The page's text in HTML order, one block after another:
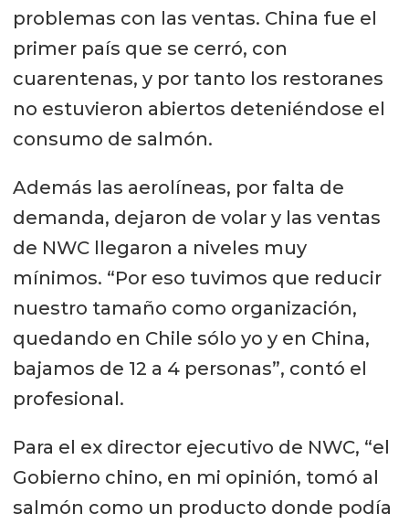
problemas con las ventas. China fue el
primer país que se cerró, con
cuarentenas, y por tanto los restoranes
no estuvieron abiertos deteniéndose el
consumo de salmón.
Además las aerolíneas, por falta de
demanda, dejaron de volar y las ventas
de NWC llegaron a niveles muy
mínimos. “Por eso tuvimos que reducir
nuestro tamaño como organización,
quedando en Chile sólo yo y en China,
bajamos de 12 a 4 personas”, contó el
profesional.
Para el ex director ejecutivo de NWC, “el
Gobierno chino, en mi opinión, tomó al
salmón como un producto donde podía